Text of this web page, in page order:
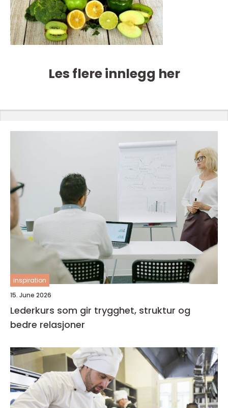
Les flere innlegg her
inspiration
15. June 2026
Lederkurs som gir trygghet, struktur og
bedre relasjoner